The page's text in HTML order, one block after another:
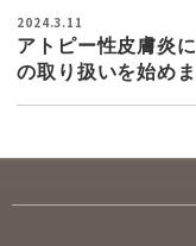
2024.3.11
アトピー性皮膚炎
の取り扱いを始めま